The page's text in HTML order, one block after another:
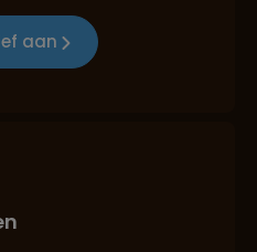
vrijheid
reisadvies
aan